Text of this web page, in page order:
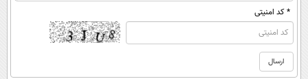
* کد امنیتی